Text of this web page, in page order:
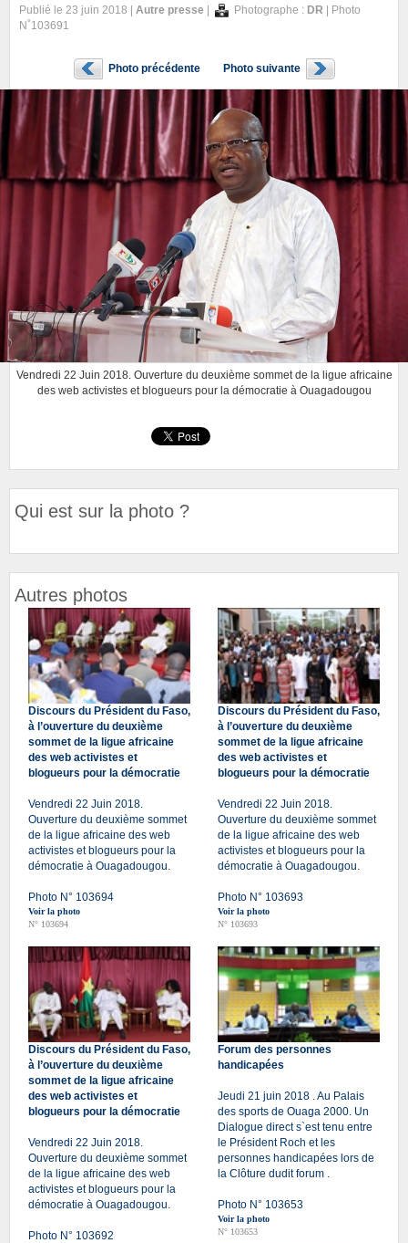
Publié le 23 juin 2018 | Autre presse Photographe : DR | Photo
N˚103691
Photo précédente Photo suivante
Vendredi 22 Juin 2018. Ouverture du deuxième sommet de la ligue africaine
des web activistes et blogueurs pour la démocratie à Ouagadougou
Qui est sur la photo ?
Autres photos
Discours du Président du Faso,
à l’ouverture du deuxième
sommet de la ligue africaine
des web activistes et
blogueurs pour la démocratie
Vendredi 22 Juin 2018.
Ouverture du deuxième sommet
de la ligue africaine des web
activistes et blogueurs pour la
démocratie à Ouagadougou.
Photo N° 103694
Voir la photo
N° 103694
Discours du Président du Faso,
à l’ouverture du deuxième
sommet de la ligue africaine
des web activistes et
blogueurs pour la démocratie
Vendredi 22 Juin 2018.
Ouverture du deuxième sommet
de la ligue africaine des web
activistes et blogueurs pour la
démocratie à Ouagadougou.
Photo N° 103693
Voir la photo
N° 103693
Discours du Président du Faso,
à l’ouverture du deuxième
sommet de la ligue africaine
des web activistes et
blogueurs pour la démocratie
Vendredi 22 Juin 2018.
Ouverture du deuxième sommet
de la ligue africaine des web
activistes et blogueurs pour la
démocratie à Ouagadougou.
Photo N° 103692
Forum des personnes
handicapées
Jeudi 21 juin 2018 . Au Palais
des sports de Ouaga 2000. Un
Dialogue direct s`est tenu entre
le Président Roch et les
personnes handicapées lors de
la Clôture dudit forum .
Photo N° 103653
Voir la photo
N° 103653